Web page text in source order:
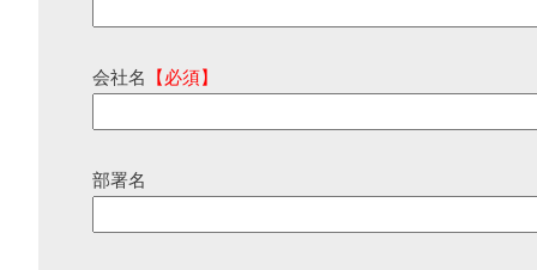
会社名 【必須】
部署名